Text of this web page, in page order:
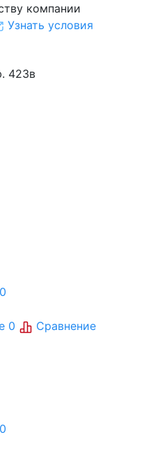
компании
Узнать условия
423в
0 Сравнение